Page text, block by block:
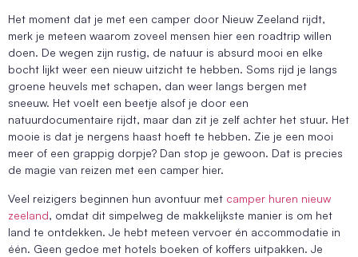
Het moment dat je met een camper door Nieuw Zeeland rijdt,
merk je meteen waarom zoveel mensen hier een roadtrip willen
doen. De wegen zijn rustig, de natuur is absurd mooi en elke
bocht lijkt weer een nieuw uitzicht te hebben. Soms rijd je langs
groene heuvels met schapen, dan weer langs bergen met
sneeuw. Het voelt een beetje alsof je door een
natuurdocumentaire rijdt, maar dan zit je zelf achter het stuur. Het
mooie is dat je nergens haast hoeft te hebben. Zie je een mooi
meer of een grappig dorpje? Dan stop je gewoon. Dat is precies
de magie van reizen met een camper hier.
Veel reizigers beginnen hun avontuur met camper huren nieuw
zeeland, omdat dit simpelweg de makkelijkste manier is om het
land te ontdekken. Je hebt meteen vervoer én accommodatie in
één. Geen gedoe met hotels boeken of koffers uitpakken. Je